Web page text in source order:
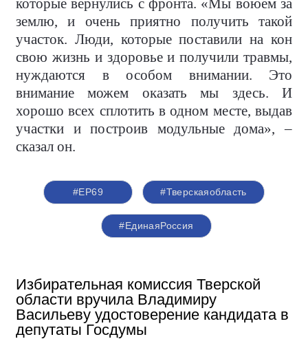
которые вернулись с фронта. «Мы воюем за
землю, и очень приятно получить такой
участок. Люди, которые поставили на кон
свою жизнь и здоровье и получили травмы,
нуждаются в особом внимании. Это
внимание можем оказать мы здесь. И
хорошо всех сплотить в одном месте, выдав
участки и построив модульные дома», –
сказал он.
#ЕР69 #Тверскаяобласть
#ЕдинаяРоссия
Избирательная комиссия Тверской
области вручила Владимиру
Васильеву удостоверение кандидата в
депутаты Госдумы